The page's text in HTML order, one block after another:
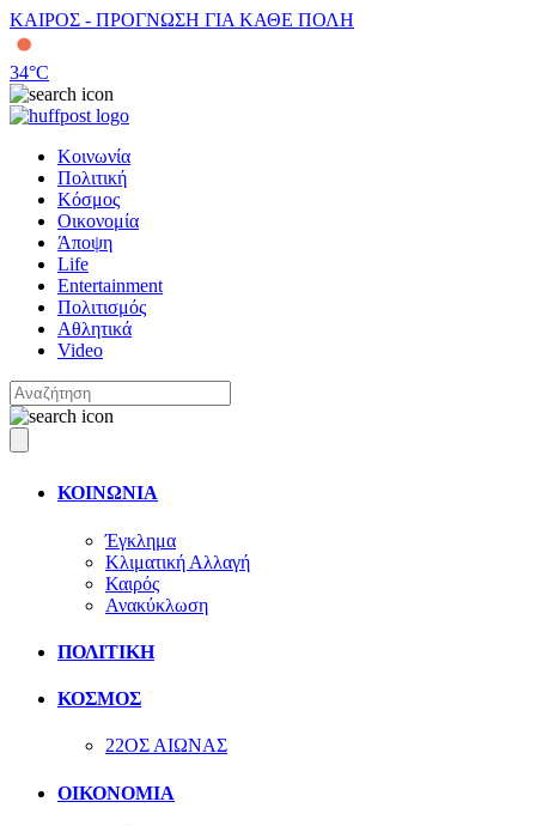
ΚΑΙΡΟΣ - ΠΡΟΓΝΩΣΗ ΓΙΑ ΚΑΘΕ ΠΟΛΗ
34°C
Κοινωνία
Πολιτική
Κόσμος
Οικονομία
Άποψη
Life
Entertainment
Πολιτισμός
Αθλητικά
Video
ΚΟΙΝΩΝΙΑ
Έγκλημα
Κλιματική Αλλαγή
Καιρός
Ανακύκλωση
ΠΟΛΙΤΙΚΗ
ΚΟΣΜΟΣ
22ΟΣ ΑΙΩΝΑΣ
ΟΙΚΟΝΟΜΙΑ